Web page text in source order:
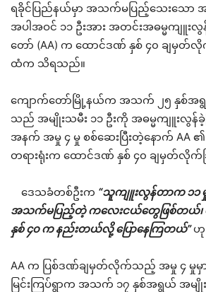
ရခိုင်ပြည်နယ်မှာ အသက်မပြည့်သေးသော အ
အပါအဝင် ၁၁ ဦးအား အတင်းအဓမ္မကျူ
တော် (AA) က ထောင်ဒဏ် နှစ် ၄၀ ချမှတ်
ထံက သိရသည်။
ကျောက်တော်မြို့နယ်က အသက် ၂၅ နှစ်အရွ
သည် အမျိုးသမီး ၁၁ ဦးကို အဓမ္မကျူးလွန်ခဲ့ပ
အနက် အမှု ၄ မှု စစ်ဆေးပြီးတဲ့နောက် AA ၏
တရားရုံးက ထောင်ဒဏ် နှစ် ၄၀ ချမှတ်လို
ဒေသခံတစ်ဦးက “သူကျူးလွန်တာက ၁၁
အသက်မပြည့်တဲ့ ကလေးငယ်တွေဖြစ်တယ်၊
နှစ် ၄၀ က နည်းတယ်လို့ ပြောနေကြတယ်”ဟု
AA က ပြစ်ဒဏ်ချမှတ်လိုက်သည့် အမှု ၄ မှုမှ
မြင်းကြပ်ရွာက အသက် ၁၇ နှစ်အရွယ် အမျို